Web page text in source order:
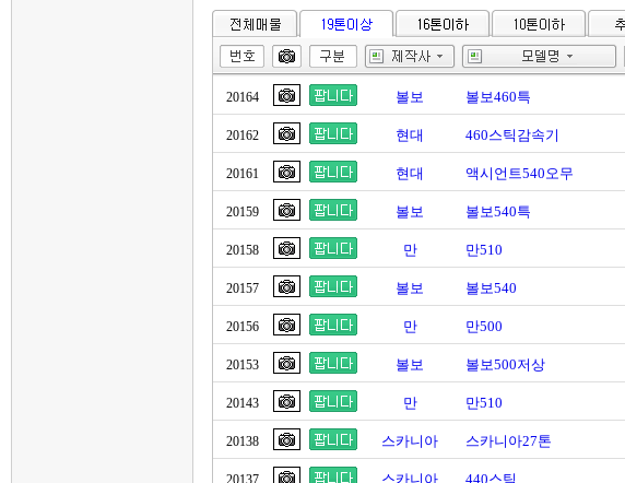
20164 볼보 볼보460특
20162 현대 460스틱감속기
20161 현대 액시언트540오무
20159 볼보 볼보540특
20158 만 만510
20157 볼보 볼보540
20156 만 만500
20153 볼보 볼보500저상
20143 만 만510
20138 스카니아 스카니아27톤
20137 스카니아 440스틱